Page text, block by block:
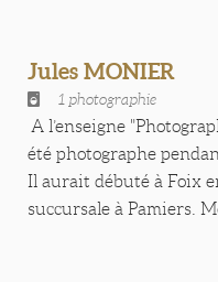
Jules MONIER
1 photographie
A l’enseigne
été photographe
Il aurait débuté à Foix
succursale à Pamiers.